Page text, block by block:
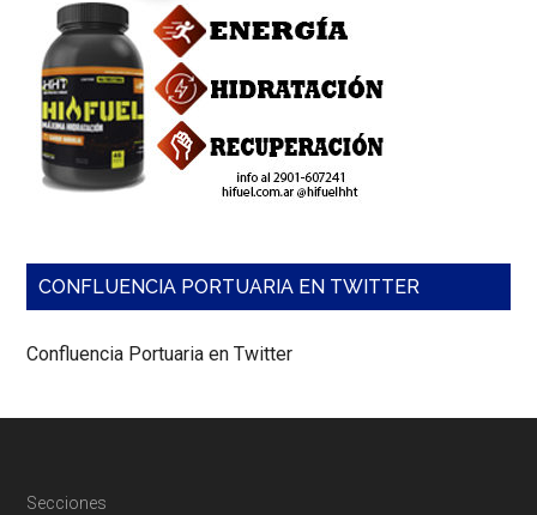
CONFLUENCIA PORTUARIA EN TWITTER
Confluencia Portuaria en Twitter
Secciones